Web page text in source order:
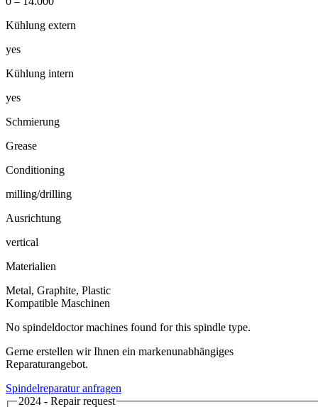
Kühlung extern
yes
Kühlung intern
yes
Schmierung
Grease
Conditioning
milling/drilling
Ausrichtung
vertical
Materialien
Metal, Graphite, Plastic
Kompatible Maschinen
No spindeldoctor machines found for this spindle type.
Gerne erstellen wir Ihnen ein markenunabhängiges
Reparaturangebot.
Spindelreparatur anfragen
2024 - Repair request